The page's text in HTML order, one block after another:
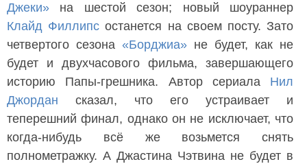
Джеки» на шестой сезон; новый шоураннер
Клайд Филлипс останется на своем посту. Зато
четвертого сезона «Борджиа» не будет, как не
будет и двухчасового фильма, завершающего
историю Папы-грешника. Автор сериала Нил
Джордан сказал, что его устраивает и
теперешний финал, однако он не исключает, что
когда-нибудь всё же возьмется снять
полнометражку. А Джастина Чэтвина не будет в